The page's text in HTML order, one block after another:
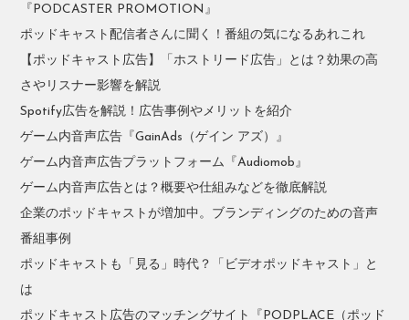
『PODCASTER PROMOTION』
ポッドキャスト配信者さんに聞く！番組の気になるあれこれ
【ポッドキャスト広告】「ホストリード広告」とは？効果の高
さやリスナー影響を解説
Spotify広告を解説！広告事例やメリットを紹介
ゲーム内音声広告『GainAds（ゲイン アズ）』
ゲーム内音声広告プラットフォーム『Audiomob』
ゲーム内音声広告とは？概要や仕組みなどを徹底解説
企業のポッドキャストが増加中。ブランディングのための音声
番組事例
ポッドキャストも「見る」時代？「ビデオポッドキャスト」と
は
ポッドキャスト広告のマッチングサイト『PODPLACE（ポッド